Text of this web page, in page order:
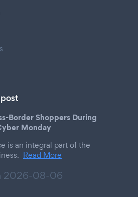
Border Shoppers During
Monday
is an integral part of the
Read More
2026-08-06